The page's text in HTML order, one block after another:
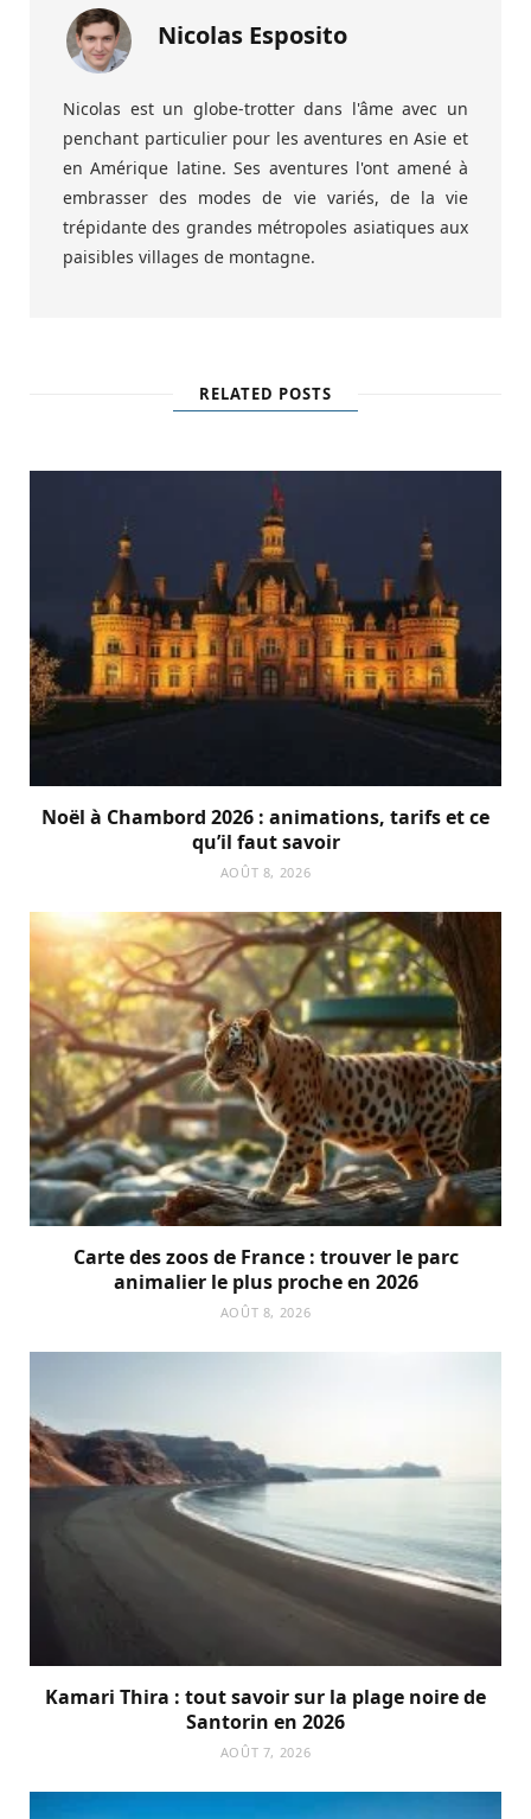
Nicolas Esposito
Nicolas est un globe-trotter dans l'âme avec un
penchant particulier pour les aventures en Asie et
en Amérique latine. Ses aventures l'ont amené à
embrasser des modes de vie variés, de la vie
trépidante des grandes métropoles asiatiques aux
paisibles villages de montagne.
RELATED POSTS
Noël à Chambord 2026 : animations, tarifs et ce
qu’il faut savoir
AOÛT 8, 2026
Carte des zoos de France : trouver le parc
animalier le plus proche en 2026
AOÛT 8, 2026
Kamari Thira : tout savoir sur la plage noire de
Santorin en 2026
AOÛT 7, 2026